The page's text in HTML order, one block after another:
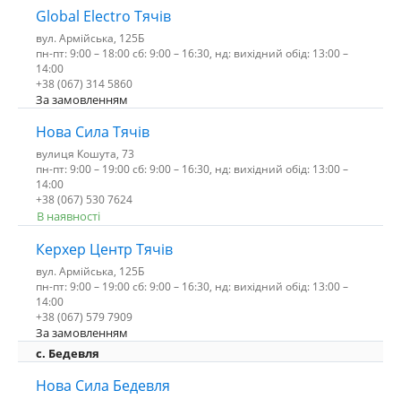
Global Electro Тячів
вул. Армійська, 125Б
пн-пт: 9:00 – 18:00 сб: 9:00 – 16:30, нд: вихідний обід: 13:00 –
14:00
+38 (067) 314 5860
За замовленням
Нова Сила Тячів
вулиця Кошута, 73
пн-пт: 9:00 – 19:00 сб: 9:00 – 16:30, нд: вихідний обід: 13:00 –
14:00
+38 (067) 530 7624
В наявності
Керхер Центр Тячів
вул. Армійська, 125Б
пн-пт: 9:00 – 19:00 сб: 9:00 – 16:30, нд: вихідний обід: 13:00 –
14:00
+38 (067) 579 7909
За замовленням
c. Бедевля
Нова Сила Бедевля